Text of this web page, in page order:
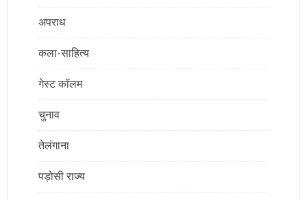
अपराध
कला-साहित्य
गेस्ट कॉलम
चुनाव
तेलंगाना
पड़ोसी राज्य